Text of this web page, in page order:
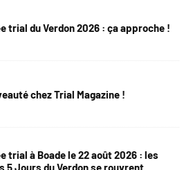
trial du Verdon 2026 : ça approche !
chez Trial Magazine !
trial à Boade le 22 août 2026 : les
5 Jours du Verdon se rouvrent